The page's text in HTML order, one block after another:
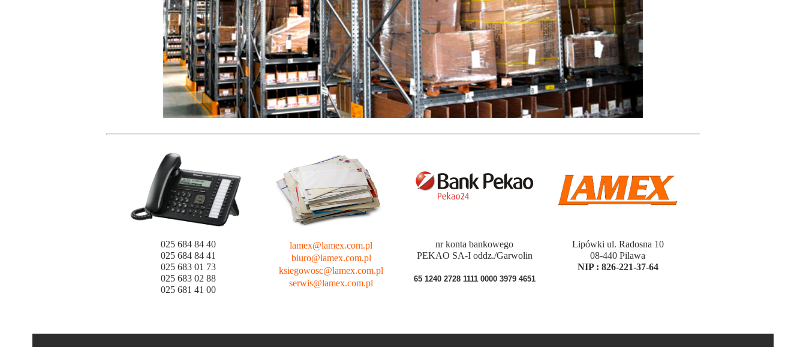
025 684 84 40
025 684 84 41
025 683 01 73
025 683 02 88
025 681 41 00
lamex@lamex.com.pl
biuro@lamex.com.pl
ksiegowosc@lamex.com.pl
serwis@lamex.com.pl
nr konta bankowego
PEKAO SA-I oddz./Garwolin
65 1240 2728 1111 0000 3979 4651
Lipówki ul. Radosna 10
08-440 Pilawa
NIP : 826-221-37-64